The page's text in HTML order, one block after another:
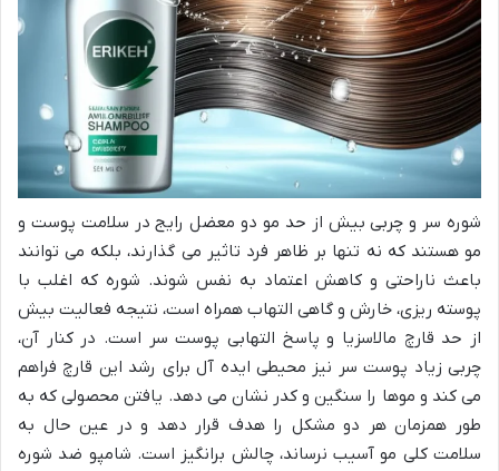
شوره سر و چربی بیش از حد مو دو معضل رایج در سلامت پوست و
مو هستند که نه تنها بر ظاهر فرد تاثیر می گذارند، بلکه می توانند
باعث ناراحتی و کاهش اعتماد به نفس شوند. شوره که اغلب با
پوسته ریزی، خارش و گاهی التهاب همراه است، نتیجه فعالیت بیش
از حد قارچ مالاسزیا و پاسخ التهابی پوست سر است. در کنار آن،
چربی زیاد پوست سر نیز محیطی ایده آل برای رشد این قارچ فراهم
می کند و موها را سنگین و کدر نشان می دهد. یافتن محصولی که به
طور همزمان هر دو مشکل را هدف قرار دهد و در عین حال به
سلامت کلی مو آسیب نرساند، چالش برانگیز است. شامپو ضد شوره